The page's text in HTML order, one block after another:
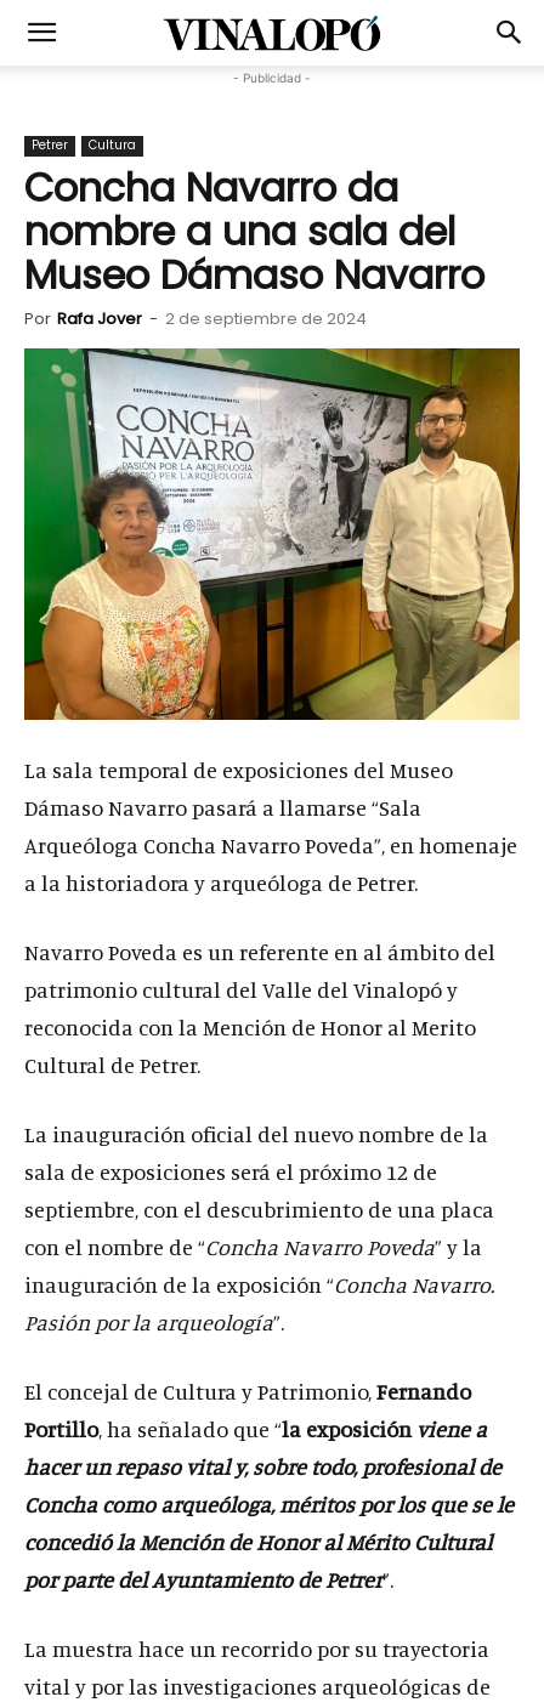
- Publicidad -
Petrer Cultura
Concha Navarro da
nombre a una sala del
Museo Dámaso Navarro
Por Rafa Jover - 2 de septiembre de 2024
La sala temporal de exposiciones del Museo
Dámaso Navarro pasará a llamarse “Sala
Arqueóloga Concha Navarro Poveda”, en homenaje
a la historiadora y arqueóloga de Petrer.
Navarro Poveda es un referente en al ámbito del
patrimonio cultural del Valle del Vinalopó y
reconocida con la Mención de Honor al Merito
Cultural de Petrer.
La inauguración oficial del nuevo nombre de la
sala de exposiciones será el próximo 12 de
septiembre, con el descubrimiento de una placa
con el nombre de “Concha Navarro Poveda” y la
inauguración de la exposición “Concha Navarro.
Pasión por la arqueología”.
El concejal de Cultura y Patrimonio,Fernando
Portillo, ha señalado que “la exposición viene a
hacer un repaso vital y, sobre todo, profesional de
Concha como arqueóloga, méritos por los que se le
concedió la Mención de Honor al Mérito Cultural
por parte del Ayuntamiento de Petrer”.
La muestra hace un recorrido por su trayectoria
vital y por las investigaciones arqueológicas de